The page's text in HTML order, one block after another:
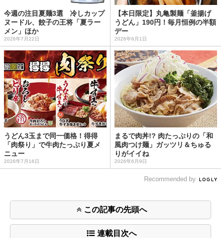
今週の注目夏麺3選 冷しカップ
ヌードル、餃子の王将「夏ラー
メン」ほか
2026年7月22日
【本日限定】丸亀製麺「釜揚げ
うどん」190円！毎月恒例の半額
デー
2026年6月1日
うどん3玉まで同一価格！得得
「肉祭り」で牛肉たっぷり夏メ
ニュー
2026年7月16日
まるで肉丼!? 肉たっぷりの「和
風肉つけ麺」ガッツリ＆ちゅる
りがイイね
2026年6月9日
Recommended by
この記事の先頭へ
連載目次へ